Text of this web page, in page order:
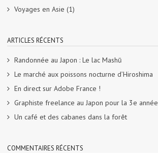
Voyages en Asie (1)
ARTICLES RÉCENTS
Randonnée au Japon : Le lac Mashū
Le marché aux poissons nocturne d’Hiroshima
En direct sur Adobe France !
Graphiste freelance au Japon pour la 3e année
Un café et des cabanes dans la forêt
COMMENTAIRES RÉCENTS